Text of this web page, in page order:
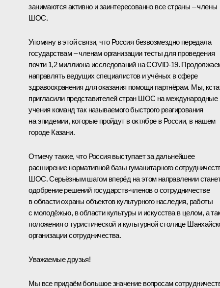
занимаются активно и заинтересованно все страны – члены
ШОС.
Упомяну в этой связи, что Россия безвозмездно передала
государствам – членам организации тесты для проведения
почти 1,2 миллиона исследований на COVID-19.
направлять ведущих специалистов и учёных в сфере
здравоохранения для оказания помощи партнёрам. Мы,
пригласили представителей стран ШОС на международные
учения команд так называемого быстрого реагирования
на эпидемии, которые пройдут в октябре в России, в нашем
городе Казани.
Отмечу также, что Россия выступает за дальнейшее
расширение нормативной базы гуманитарного
ШОС. Серьёзным шагом вперёд на этом направлении
одобрение решений государств-членов о сотрудничестве
в области охраны объектов культурного наследия, работы
с молодёжью, в области культуры и искусства в целом, а
положения о туристической и культурной столице
организации сотрудничества.
Уважаемые друзья!
Мы все придаём большое значение вопросам